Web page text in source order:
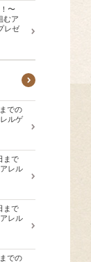
〜
むア
レゼ
での
ルゲ
まで
レル
まで
レル
での